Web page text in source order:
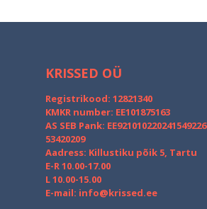
KRISSED OÜ
Registrikood: 12821340
KMKR number: EE101875163
AS SEB Pank: EE921010220241549226
53420209
Aadress: Killustiku põik 5, Tartu
E-R 10.00-17.00
L 10.00-15.00
E-mail: info@krissed.ee